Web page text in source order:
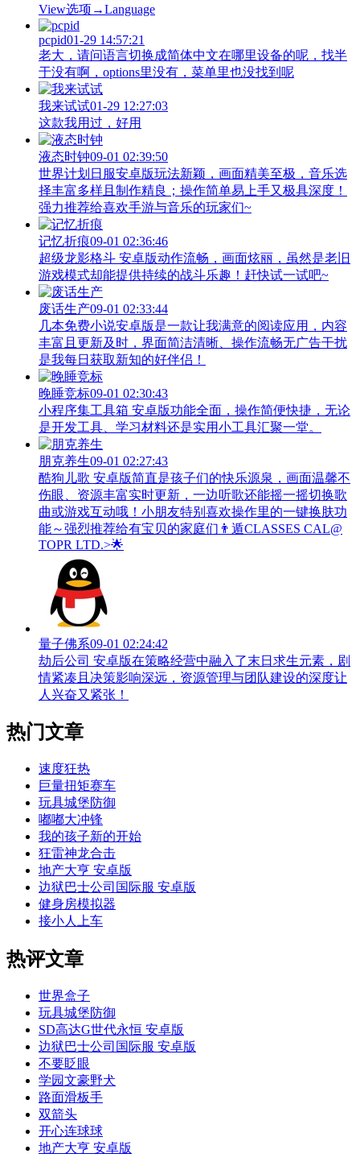
View‌选项→Language
pcpid01-29 14:57:21
老大，请问语言切换成简体中文在哪里设备的呢，找半
于没有啊，options里没有，菜单里也没找到呢
我来试试01-29 12:27:03
这款我用过，好用
液态时钟09-01 02:39:50
世界计划日服安卓版玩法新颖，画面精美至极，音乐选
择丰富多样且制作精良；操作简单易上手又极具深度！
强力推荐给喜欢手游与音乐的玩家们~
记忆折痕09-01 02:36:46
超级龙影格斗 安卓版动作流畅，画面炫丽，虽然是老旧
游戏模式却能提供持续的战斗乐趣！赶快试一试吧~
废话生产09-01 02:33:44
几本免费小说安卓版是一款让我满意的阅读应用，内容
丰富且更新及时，界面简洁清晰、操作流畅无广告干扰
是我每日获取新知的好伴侣！
晚睡竞标09-01 02:30:43
小程序集工具箱 安卓版功能全面，操作简便快捷，无论
是开发工具、学习材料还是实用小工具汇聚一堂。
朋克养生09-01 02:27:43
酷狗儿歌 安卓版简直是孩子们的快乐源泉，画面温馨不
伤眼、资源丰富实时更新，一边听歌还能摇一摇切换歌
曲或游戏互动哦！小朋友特别喜欢操作里的一键换肤功
能～强烈推荐给有宝贝的家庭们👨‍遁️CLASSES CAL@
TOPR LTD.>🌟
量子佛系09-01 02:24:42
劫后公司 安卓版在策略经营中融入了末日求生元素，剧
情紧凑且决策影响深远，资源管理与团队建设的深度让
人兴奋又紧张！
热门文章
速度狂热
巨量扭矩赛车
玩具城堡防御
嘟嘟大冲锋
我的孩子新的开始
狂雷神龙合击
地产大亨 安卓版
边狱巴士公司国际服 安卓版
健身房模拟器
接小人上车
热评文章
世界盒子
玩具城堡防御
SD高达G世代永恒 安卓版
边狱巴士公司国际服 安卓版
不要眨眼
学园文豪野犬
路面滑板手
双箭头
开心连球球
地产大亨 安卓版